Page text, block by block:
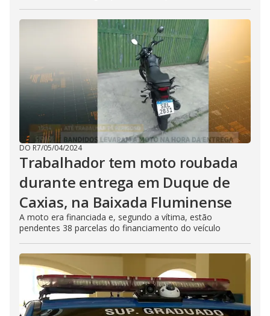
DO R7/05/04/2024
Trabalhador tem moto roubada
durante entrega em Duque de
Caxias, na Baixada Fluminense
A moto era financiada e, segundo a vítima, estão
pendentes 38 parcelas do financiamento do veículo